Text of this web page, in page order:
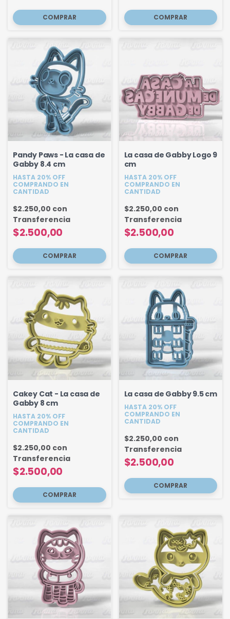
Pandy Paws - La casa de
Gabby 8.4 cm
HASTA 20% OFF
COMPRANDO EN
CANTIDAD
$2.500,00
$2.250,00 con
Transferencia
La casa de Gabby Logo 9
cm
HASTA 20% OFF
COMPRANDO EN
CANTIDAD
$2.500,00
$2.250,00 con
Transferencia
Cakey Cat - La casa de
Gabby 8 cm
HASTA 20% OFF
COMPRANDO EN
CANTIDAD
$2.500,00
$2.250,00 con
Transferencia
La casa de Gabby 9.5 cm
HASTA 20% OFF
COMPRANDO EN
CANTIDAD
$2.500,00
$2.250,00 con
Transferencia